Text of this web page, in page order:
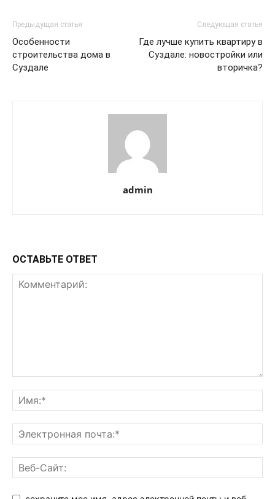
Предыдущая статья
Особенности
строительства дома в
Суздале
Следующая статья
Где лучше купить квартиру в
Суздале: новостройки или
вторичка?
admin
ОСТАВЬТЕ ОТВЕТ